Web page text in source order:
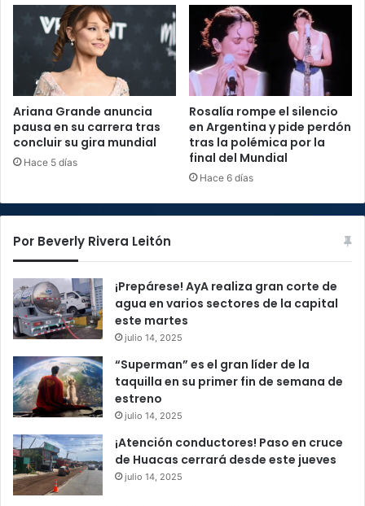
Ariana Grande anuncia
pausa en su carrera tras
concluir su gira mundial
Hace 5 días
Rosalía rompe el silencio
en Argentina y pide perdón
tras la polémica por la
final del Mundial
Hace 6 días
Por Beverly Rivera Leitón
¡Prepárese! AyA realiza gran corte de
agua en varios sectores de la capital
este martes
julio 14, 2025
“Superman” es el gran líder de la
taquilla en su primer fin de semana de
estreno
julio 14, 2025
¡Atención conductores! Paso en cruce
de Huacas cerrará desde este jueves
julio 14, 2025